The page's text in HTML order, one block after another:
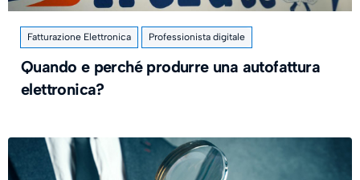
Fatturazione Elettronica Professionista digitale
Quando e perché produrre una autofattura
elettronica?